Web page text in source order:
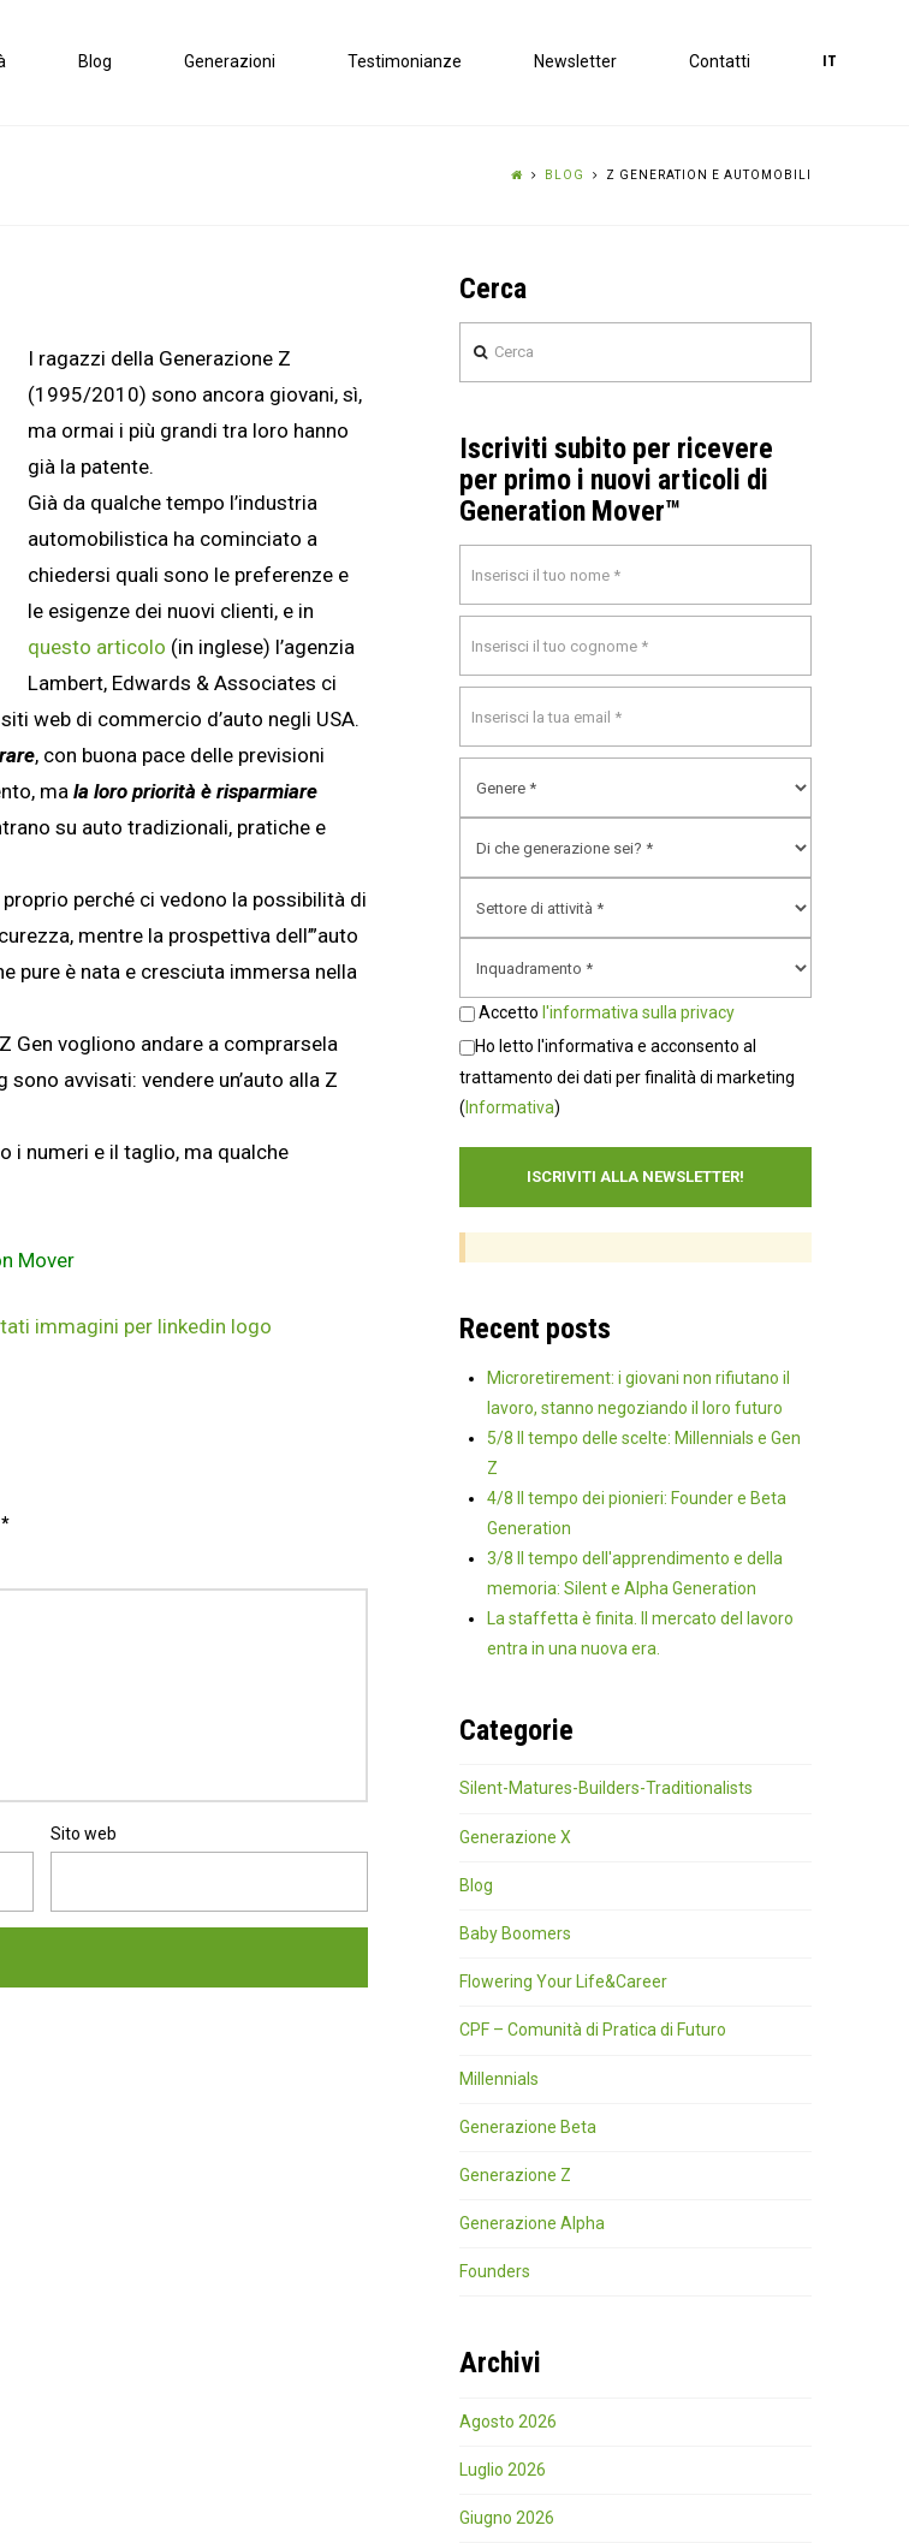
Blog Generazioni Testimonianze Newsletter Contatti IT
BLOG Z GENERATION E AUTOMOBILI
I ragazzi della Generazione Z
(1995/2010) sono ancora giovani, sì,
ma ormai i più grandi tra loro hanno
già la patente.
Già da qualche tempo l’industria
automobilistica ha cominciato a
chiedersi quali sono le preferenze e
le esigenze dei nuovi clienti, e in
questo articolo (in inglese) l’agenzia
Lambert, Edwards & Associates ci
web di commercio d’auto negli USA.
, con buona pace delle previsioni
ma la loro priorità è risparmiare
su auto tradizionali, pratiche e
perché ci vedono la possibilità di
mentre la prospettiva dell’”auto
pure è nata e cresciuta immersa nella
Gen vogliono andare a comprarsela
avvisati: vendere un’auto alla Z
i numeri e il taglio, ma qualche
Mover
*
Sito web
Cerca
Iscriviti subito per ricevere
per primo i nuovi articoli di
Generation Mover™
Accetto l'informativa sulla privacy
Ho letto l'informativa e acconsento al
trattamento dei dati per finalità di marketing
( Informativa)
Recent posts
Microretirement: i giovani non rifiutano il
lavoro, stanno negoziando il loro futuro
5/8 Il tempo delle scelte: Millennials e Gen
Z
4/8 Il tempo dei pionieri: Founder e Beta
Generation
3/8 Il tempo dell'apprendimento e della
memoria: Silent e Alpha Generation
La staffetta è finita. Il mercato del lavoro
entra in una nuova era.
Categorie
Silent-Matures-Builders-Traditionalists
Generazione X
Blog
Baby Boomers
Flowering Your Life&Career
CPF – Comunità di Pratica di Futuro
Millennials
Generazione Beta
Generazione Z
Generazione Alpha
Founders
Archivi
Agosto 2026
Luglio 2026
Giugno 2026